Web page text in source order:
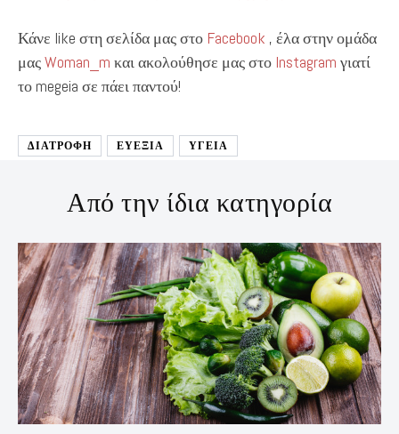
Κάνε like στη σελίδα μας στο Facebook , έλα στην ομάδα
μαςWoman_m και ακολούθησε μας στο Instagram γιατί
το megeia σε πάει παντού!
ΔΙΑΤΡΟΦΉ ΕΥΕΞΙΑ ΥΓΕΊΑ
Από την ίδια κατηγορία